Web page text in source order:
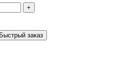
+
Быстрый заказ